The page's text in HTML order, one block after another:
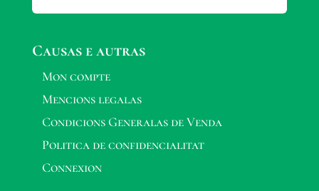
Causas e autras
Mon compte
Mencions legalas
Condicions Generalas de Venda
Politica de confidencialitat
Connexion